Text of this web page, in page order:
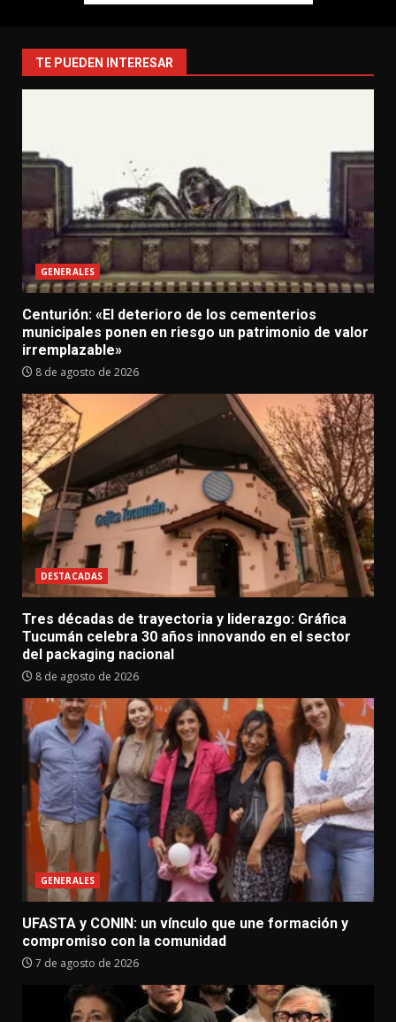
TE PUEDEN INTERESAR
GENERALES
Centurión: «El deterioro de los cementerios
municipales ponen en riesgo un patrimonio de valor
irremplazable»
8 de agosto de 2026
DESTACADAS
Tres décadas de trayectoria y liderazgo: Gráfica
Tucumán celebra 30 años innovando en el sector
del packaging nacional
8 de agosto de 2026
GENERALES
UFASTA y CONIN: un vínculo que une formación y
compromiso con la comunidad
7 de agosto de 2026